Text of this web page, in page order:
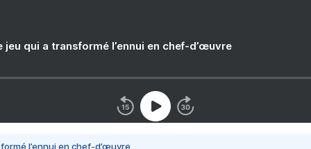
jeu qui a transformé l’ennui en chef-d’œuvre
l’ennui en chef-d’œuvre